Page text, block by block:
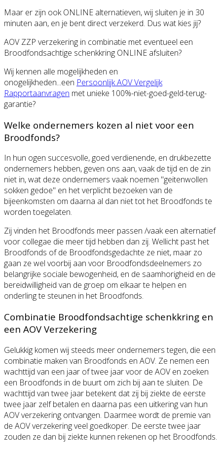
Maar er zijn ook ONLINE alternatieven, wij sluiten je in 30
minuten aan, en je bent direct verzekerd. Dus wat kies jij?
AOV ZZP verzekering in combinatie met eventueel een
Broodfondsachtige schenkkring ONLINE afsluiten?
Wij kennen alle mogelijkheden en
onogelijkheden...een Persoonlijk AOV Vergelijk
Rapportaanvragen met unieke 100%-niet-goed-geld-terug-
garantie?
Welke ondernemers kozen al niet voor een
Broodfonds?
In hun ogen succesvolle, goed verdienende, en drukbezette
ondernemers hebben, geven ons aan, vaak de tijd en de zin
niet in, wat deze ondernemers vaak noemen "geitenwollen
sokken gedoe" en het verplicht bezoeken van de
bijeenkomsten om daarna al dan niet tot het Broodfonds te
worden toegelaten.
Zij vinden het Broodfonds meer passen /vaak een alternatief
voor collegae die meer tijd hebben dan zij. Wellicht past het
Broodfonds of de Broodfondsgedachte ze niet, maar zo
gaan ze wel voorbij aan voor Broodfondsdeelnemers zo
belangrijke sociale bewogenheid, en de saamhorigheid en de
bereidwilligheid van de groep om elkaar te helpen en
onderling te steunen in het Broodfonds.
Combinatie Broodfondsachtige schenkkring en
een AOV Verzekering
Gelukkig komen wij steeds meer ondernemers tegen, die een
combinatie maken van Broodfonds en AOV. Ze nemen een
wachttijd van een jaar of twee jaar voor de AOV en zoeken
een Broodfonds in de buurt om zich bij aan te sluiten. De
wachttijd van twee jaar betekent dat zij bij ziekte de eerste
twee jaar zelf betalen en daarna pas een uitkering van hun
AOV verzekering ontvangen. Daarmee wordt de premie van
de AOV verzekering veel goedkoper. De eerste twee jaar
zouden ze dan bij ziekte kunnen rekenen op het Broodfonds.